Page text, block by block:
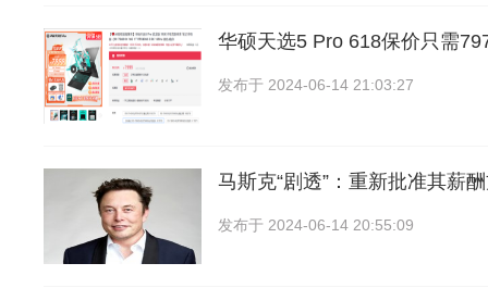
华硕天选5 Pro 618保价只需
发布于 2024-06-14 21:03:27
马斯克“剧透”：重新批准其薪
发布于 2024-06-14 20:55:09